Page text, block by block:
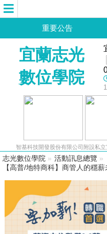
重要公告
宜蘭志光
數位學院
智基科技開發股份有限公司附設私
志光數位學院 » 活動訊息總覽 »
【高普/地特商科】商管人的穩